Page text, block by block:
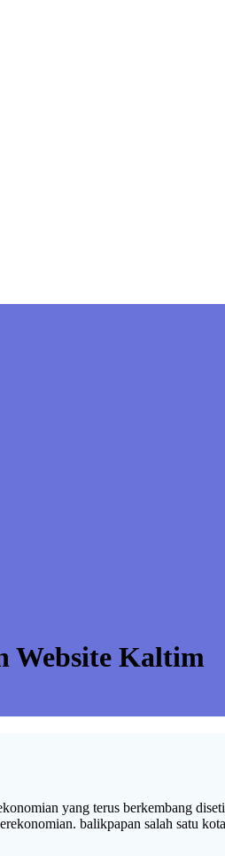
Website Kaltim
yang terus berkembang
balikpapan salah satu